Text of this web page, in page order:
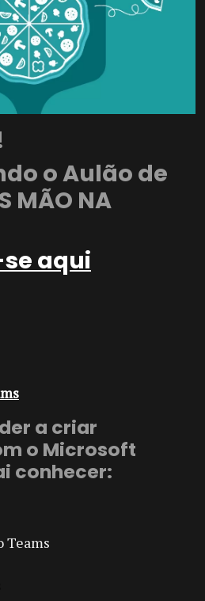
oAulão de
MÃO NA
aqui
a criar
o Microsoft
conhecer:
Teams